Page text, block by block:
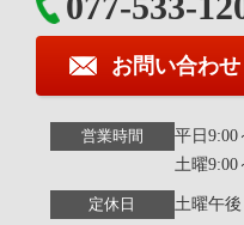
お問い合わせ
営業時間
平日9:00
土曜9:00
定休日 土曜午